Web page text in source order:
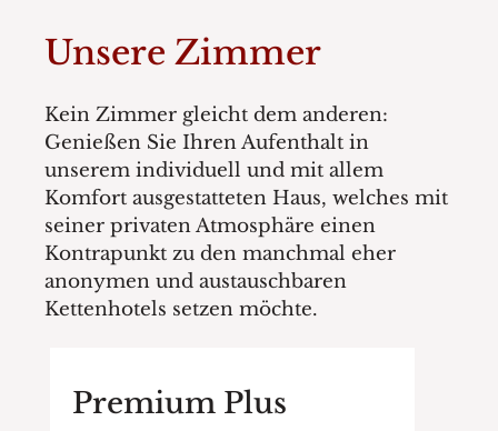
Unsere Zimmer
Kein Zimmer gleicht dem anderen:
Genießen Sie Ihren Aufenthalt in
unserem individuell und mit allem
Komfort ausgestatteten Haus, welches mit
seiner privaten Atmosphäre einen
Kontrapunkt zu den manchmal eher
anonymen und austauschbaren
Kettenhotels setzen möchte.
Premium Plus